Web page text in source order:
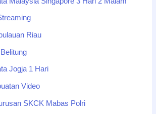
Riau
Jogja 1 Hari
Video
SKCK Mabas Polri